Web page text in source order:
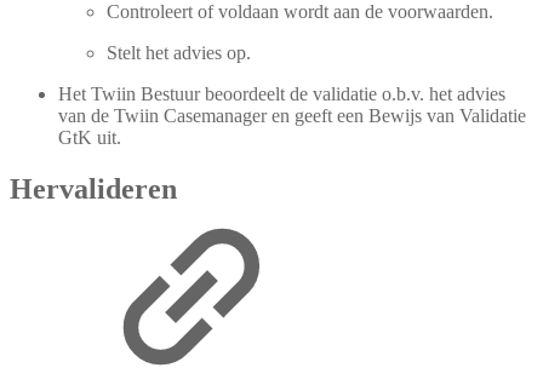
Controleert of voldaan wordt aan de voorwaarden.
Stelt het advies op.
Het Twiin Bestuur beoordeelt de validatie o.b.v. het advies
van de Twiin Casemanager en geeft een Bewijs van Validatie
GtK uit.
Hervalideren